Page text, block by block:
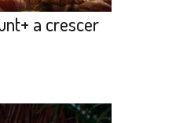
a crescer